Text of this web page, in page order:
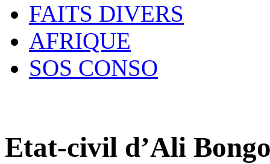
FAITS DIVERS
AFRIQUE
SOS CONSO
Etat-civil d’Ali